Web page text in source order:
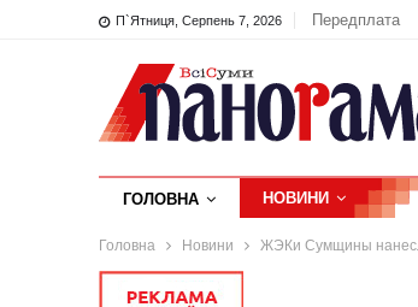
П`ятниця, Серпень 7, 2026 Передплата
ГОЛОВНА НОВИНИ
Головна Новини ЖЭКи Сумщины